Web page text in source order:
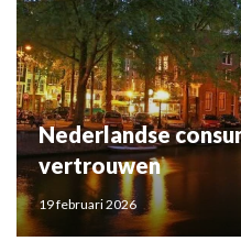
Nederlandse
vertrouwen
19 februari 2026